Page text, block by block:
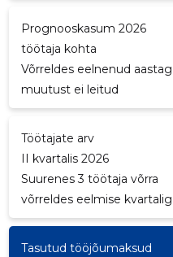
Prognooskasum 2026
töötaja kohta
Võrreldes eelnenud
muutust ei leitud
Töötajate arv
II kvartalis 2026
Suurenes 3 töötaja võrra
võrreldes eelmise
Tasutud tööjõumaksud